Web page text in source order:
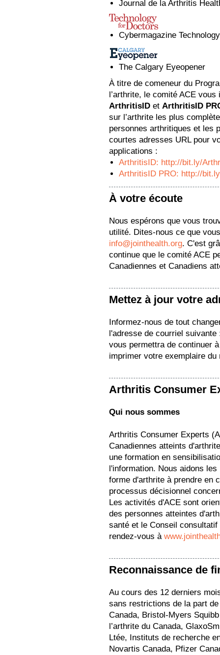
Journal de la Arthritis
Cybermagazine
The Calgary Eyeopener
À titre de comeneur du
l’arthrite, le comité ACE
ArthritisID et ArthritisID
sur l’arthrite les plus
personnes arthritiques et les
courtes adresses URL pour
applications :
ArthritisID: http://bit.ly/
ArthritisID PRO: http://
À votre écoute
Nous espérons que vous
utilité. Dites-nous ce que
info@jointhealth.org. C'est
continue que le comité ACE
Canadiennes et Canadiens
Mettez à jour votre
Informez-nous de tout
l'adresse de courriel
vous permettra de continuer
imprimer votre exemplaire
Arthritis Consumer
Qui nous sommes
Arthritis Consumer Experts
Canadiennes atteints
une formation en
l'information. Nous aidons
forme d'arthrite à prendre en
processus décisionnel
Les activités d'ACE sont
des personnes atteintes
santé et le Conseil
rendez-vous à
Reconnaissance de
Au cours des 12 derniers
sans restrictions de la part
Canada, Bristol-Myers
l’arthrite du Canada,
Ltée, Instituts de recherche
Novartis Canada, Pfizer